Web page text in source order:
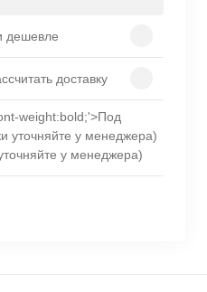
дешевле
доставку
у менеджера)